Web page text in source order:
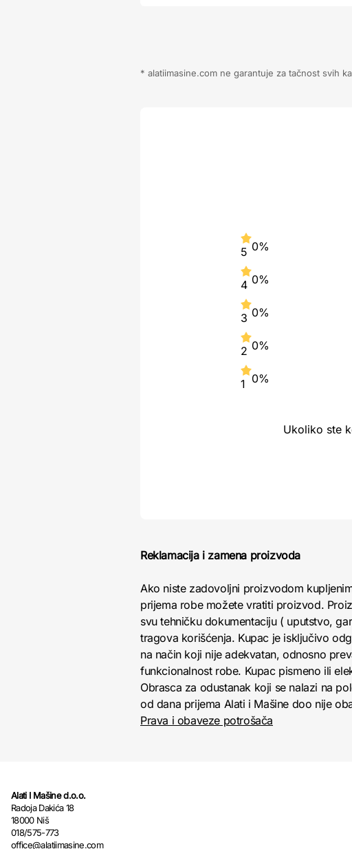
* alatiimasine.com ne garantuje za tačnost svih
5 0%
4 0%
3 0%
2 0%
1 0%
Ukoliko ste
Reklamacija i zamena proizvoda
Ako niste zadovoljni proizvodom
prijema robe možete vratiti proizvod.
svu tehničku dokumentaciju ( uputstvo,
tragova korišćenja. Kupac je isključivo
na način koji nije adekvatan, odnosno
funkcionalnost robe. Kupac pismeno ili
Obrasca za odustanak koji se nalazi na
od dana prijema Alati i Mašine doo nije
Prava i obaveze potrošača
Alati I Mašine d.o.o.
Radoja Dakića 18
18000 Niš
018/575-773
office@alatiimasine.com